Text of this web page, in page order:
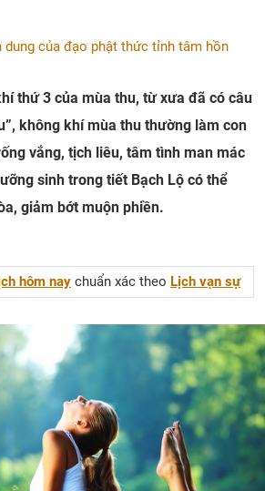
dung của đạo phật thức tỉnh tâm hồn
thứ 3 của mùa thu, từ xưa đã có câu
không khí mùa thu thường làm con
vắng, tịch liêu, tâm tình man mác
sinh trong tiết Bạch Lộ có thể
giảm bớt muộn phiền.
hôm nay chuẩn xác theo Lịch vạn sự